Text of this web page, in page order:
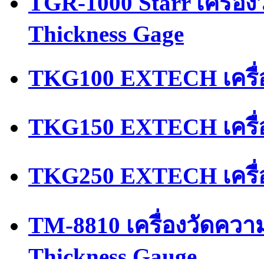
Thickness Gage
TKG100 EXTECH เค
TKG150 EXTECH เค
TKG250 EXTECH เค
TM-8810 เครื่องวัดคว